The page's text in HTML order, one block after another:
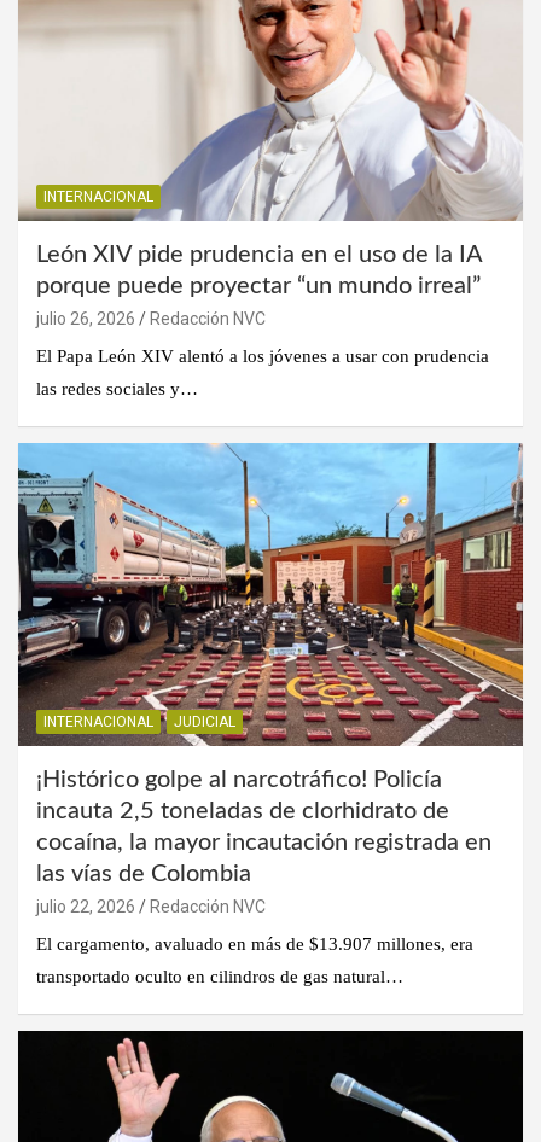
INTERNACIONAL
León XIV pide prudencia en el uso de la IA
porque puede proyectar “un mundo irreal”
julio 26, 2026
Redacción NVC
El Papa León XIV alentó a los jóvenes a usar con prudencia
las redes sociales y…
INTERNACIONAL JUDICIAL
¡Histórico golpe al narcotráfico! Policía
incauta 2,5 toneladas de clorhidrato de
cocaína, la mayor incautación registrada en
las vías de Colombia
julio 22, 2026
Redacción NVC
El cargamento, avaluado en más de $13.907 millones, era
transportado oculto en cilindros de gas natural…